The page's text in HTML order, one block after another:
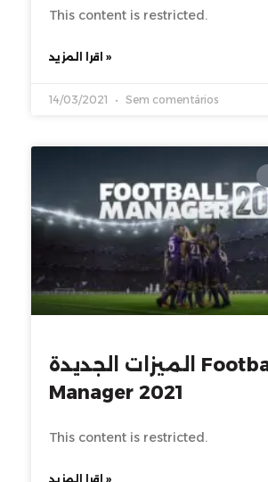
This content is restricted.
اقرا المزيد »
14/03/2021 Sem comentários
الميزات الجديدة Football
Manager 2021
This content is restricted.
اقرا المزيد »